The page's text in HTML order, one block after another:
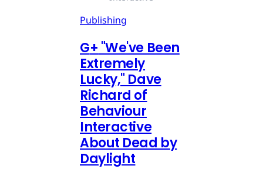
Publishing
G+ "We've Been
Extremely
Lucky," Dave
Richard of
Behaviour
Interactive
About Dead by
Daylight